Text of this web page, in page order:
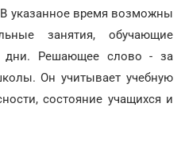
указанное время возможны
занятия, обучающие
дни. Решающее слово - за
Он учитывает учебную
состояние учащихся и